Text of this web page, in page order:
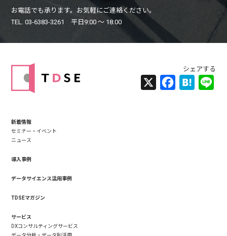
お電話でも承ります。お気軽にご連絡ください。
TEL. 03-6383-3261 平日9:00 〜 18:00
Facebook
Hatena
新着情報
セミナー・イベント
ニュース
導入事例
データサイエンス活用事例
TDSEマガジン
サービス
DXコンサルティングサービス